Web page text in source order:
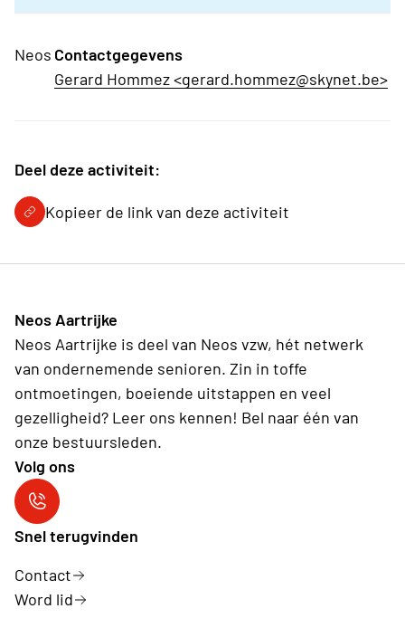
Neos Contactgegevens
Gerard Hommez <gerard.hommez@skynet.be>
Deel deze activiteit:
Kopieer de link van deze activiteit
Neos Aartrijke
Neos Aartrijke is deel van Neos vzw, hét netwerk
van ondernemende senioren. Zin in toffe
ontmoetingen, boeiende uitstappen en veel
gezelligheid? Leer ons kennen! Bel naar één van
onze bestuursleden.
Volg ons
Neos Aartrijke
Snel terugvinden
Contact
Word lid